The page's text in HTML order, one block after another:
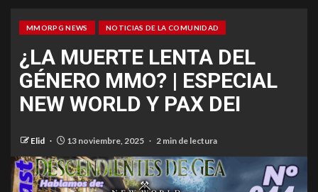
MMORPG NEWS NOTICIAS DE LA COMUNIDAD
¿LA MUERTE LENTA DEL
GÉNERO MMO? | ESPECIAL
NEW WORLD Y PAX DEI
Elid 13 noviembre, 2025 2 min de lectura